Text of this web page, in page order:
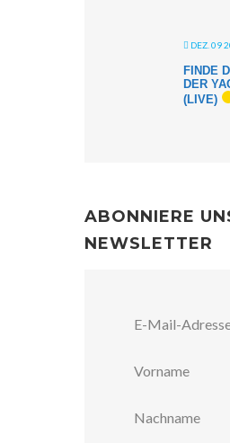
DEZ. 09
FINDE
DER
(LIVE)
ABONNIERE
NEWSLETTER